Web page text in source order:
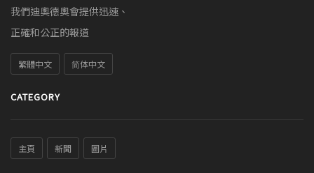
我們迪奧德奧會提供迅速、
正確和公正的報道
繁體中文 简体中文
CATEGORY
主頁 新聞 圖片